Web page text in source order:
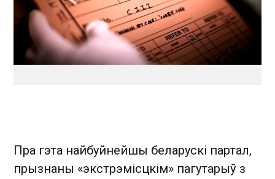
Пра гэта найбуйнейшы беларускі партал,
прызнаны «экстрэмісцкім» пагутарыў з